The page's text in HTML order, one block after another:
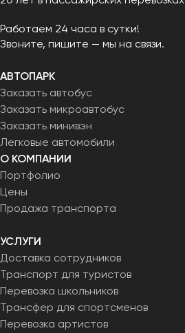
Работаем 24 часа в сутки!
Звоните, пишите — мы на связи.
АВТОПАРК
Заказать автобус
Заказать микроавтобус
Заказать минивэн
Легковые автомобили
О КОМПАНИИ
Портфолио
Цены
Продажа транспорта
УСЛУГИ
Доставка сотрудников
Транспорт для туристов
Перевозка школьников
Трансфер для спортсменов
Перевозка артистов